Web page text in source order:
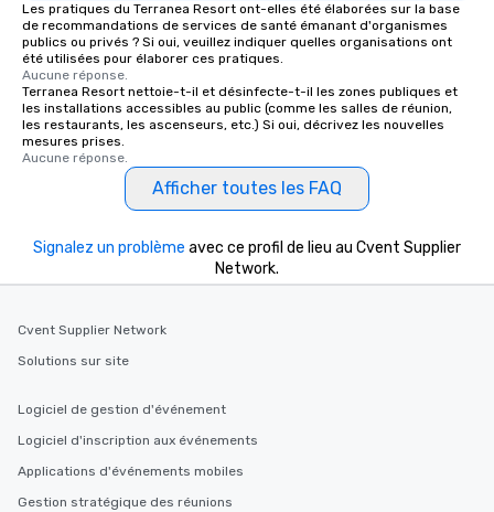
Les pratiques du Terranea Resort ont-elles été élaborées sur la base
de recommandations de services de santé émanant d'organismes
publics ou privés ? Si oui, veuillez indiquer quelles organisations ont
été utilisées pour élaborer ces pratiques.
Aucune réponse.
Terranea Resort nettoie-t-il et désinfecte-t-il les zones publiques et
les installations accessibles au public (comme les salles de réunion,
les restaurants, les ascenseurs, etc.) Si oui, décrivez les nouvelles
mesures prises.
Aucune réponse.
Afficher toutes les FAQ
Signalez un problème avec ce profil de lieu au Cvent Supplier
Network.
Cvent Supplier Network
Solutions sur site
Logiciel de gestion d'événement
Logiciel d'inscription aux événements
Applications d'événements mobiles
Gestion stratégique des réunions